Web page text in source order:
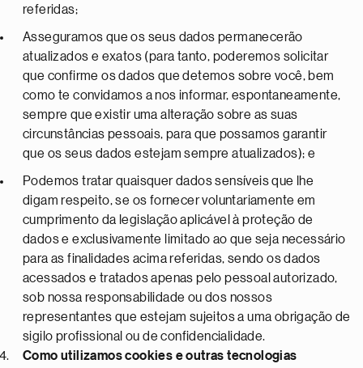
referidas;
Asseguramos que os seus dados permanecerão
atualizados e exatos (para tanto, poderemos solicitar
que confirme os dados que detemos sobre você, bem
como te convidamos a nos informar, espontaneamente,
sempre que existir uma alteração sobre as suas
circunstâncias pessoais, para que possamos garantir
que os seus dados estejam sempre atualizados); e
Podemos tratar quaisquer dados sensíveis que lhe
digam respeito, se os fornecer voluntariamente em
cumprimento da legislação aplicável à proteção de
dados e exclusivamente limitado ao que seja necessário
para as finalidades acima referidas, sendo os dados
acessados e tratados apenas pelo pessoal autorizado,
sob nossa responsabilidade ou dos nossos
representantes que estejam sujeitos a uma obrigação de
sigilo profissional ou de confidencialidade.
Como utilizamos cookies e outras tecnologias